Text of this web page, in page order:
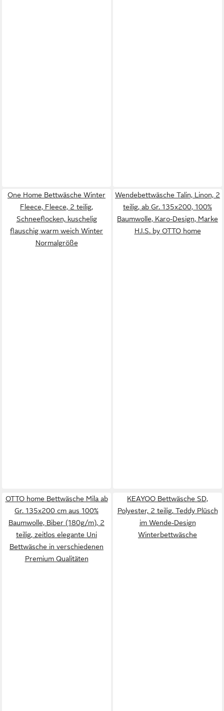
One Home Bettwäsche Winter
Fleece, Fleece, 2 teilig,
Schneeflocken, kuschelig
flauschig warm weich Winter
Normalgröße
Wendebettwäsche Talin, Linon, 2
teilig, ab Gr. 135x200, 100%
Baumwolle, Karo-Design, Marke
H.I.S. by OTTO home
OTTO home Bettwäsche Mila ab
Gr. 135x200 cm aus 100%
Baumwolle, Biber (180g/m), 2
teilig, zeitlos elegante Uni
Bettwäsche in verschiedenen
Premium Qualitäten
KEAYOO Bettwäsche SD,
Polyester, 2 teilig, Teddy Plüsch
im Wende-Design
Winterbettwäsche